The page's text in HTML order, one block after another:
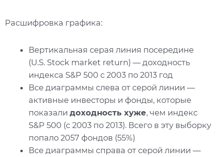
Расшифровка графика:
Вертикальная серая линия посередине
(U.S. Stock market return) — доходность
индекса S&P 500 с 2003 по 2013 год
Все диаграммы слева от серой линии —
активные инвесторы и фонды, которые
показалидоходность хуже, чем индекс
S&P 500 (с 2003 по 2013). Всего в эту выборку
попало 2057 фондов (55%)
Все диаграммы справа от серой линии —